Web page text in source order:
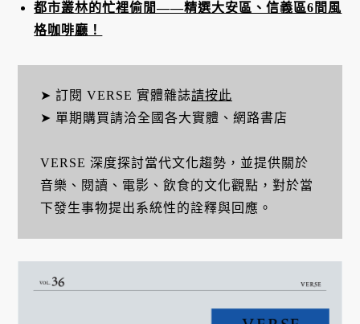
都市叢林的忙裡偷閒——精選大安區、信義區6間風
格咖啡廳！
➤ 訂閱 VERSE 實體雜誌請按此
➤ 單期購買請洽全國各大實體、網路書店
VERSE 深度探討當代文化趨勢，並提供關於
音樂、閱讀、電影、飲食的文化觀點，對於當
下發生事物提出系統性的詮釋與回應。